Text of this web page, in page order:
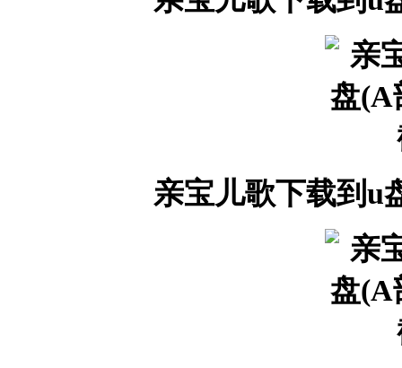
亲宝儿歌下载到u